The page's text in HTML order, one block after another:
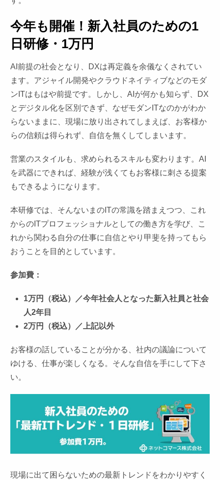
今年も開催！新入社員のための1
日研修・1万円
AI前提の社会となり、DXは再定義を余儀なくされてい
ます。アジャイル開発やクラウドネイティブなどのモダ
ンITはもはや前提です。しかし、AIが何かも知らず、DX
とデジタル化を区別できず、なぜモダンITなのかがわか
らないままに、現場に放り出されてしまえば、お客様か
らの信頼は得られず、自信を無くしてしまいます。
営業のスタイルも、求められるスキルも変わります。AI
を武器にできれば、経験が浅くてもお客様に刺さる提案
もできるようになります。
本研修では、そんないまのITの常識を踏まえつつ、これ
からのITプロフェッショナルとしての働き方を学び、こ
れから関わる自分の仕事に自信とやり甲斐を持ってもら
おうことを目的としています。
参加費：
1万円（税込）／今年社会人となった新入社員と社会
人2年目
2万円（税込）／上記以外
お客様の話していることが分かる、社内の議論について
ゆける、仕事が楽しくなる。そんな自信を手にして下さ
い。
現場に出て困らないための最新トレンドをわかりやすく